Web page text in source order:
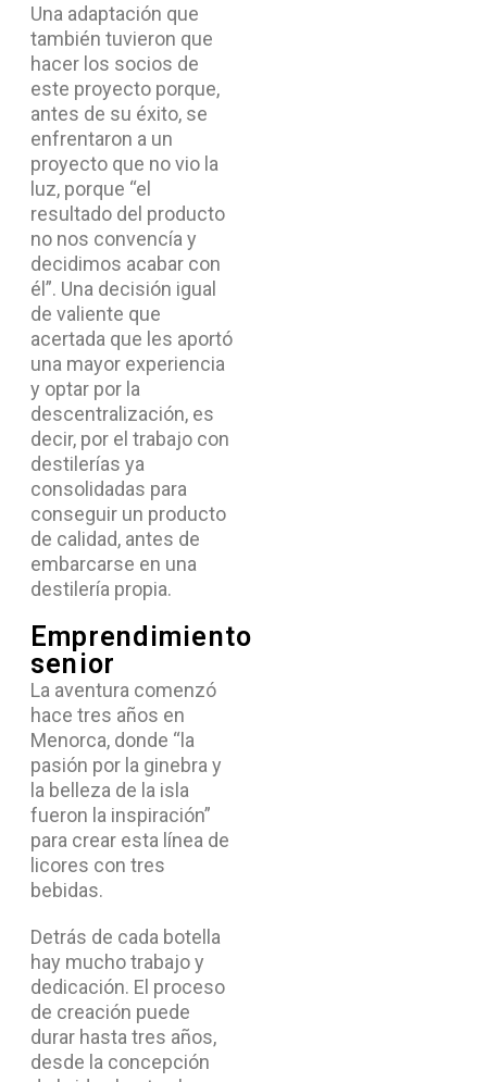
Una adaptación que
también tuvieron que
hacer los socios de
este proyecto porque,
antes de su éxito, se
enfrentaron a un
proyecto que no vio la
luz, porque “el
resultado del producto
no nos convencía y
decidimos acabar con
él”. Una decisión igual
de valiente que
acertada que les aportó
una mayor experiencia
y optar por la
descentralización, es
decir, por el trabajo con
destilerías ya
consolidadas para
conseguir un producto
de calidad, antes de
embarcarse en una
destilería propia.
Emprendimiento
senior
La aventura comenzó
hace tres años en
Menorca, donde “la
pasión por la ginebra y
la belleza de la isla
fueron la inspiración”
para crear esta línea de
licores con tres
bebidas.
Detrás de cada botella
hay mucho trabajo y
dedicación. El proceso
de creación puede
durar hasta tres años,
desde la concepción